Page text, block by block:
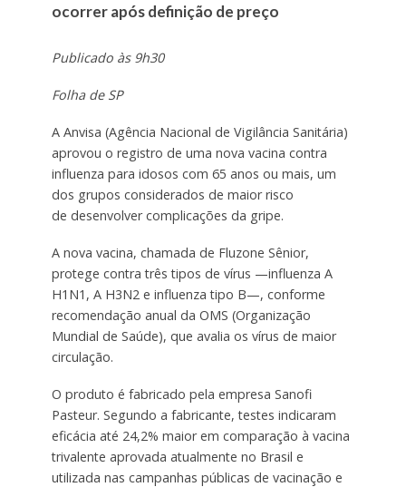
ocorrer após definição de preço
Publicado às 9h30
Folha de SP
A Anvisa (Agência Nacional de Vigilância Sanitária)
aprovou o registro de uma nova vacina contra
influenza para idosos com 65 anos ou mais, um
dos grupos considerados de maior risco
de desenvolver complicações da gripe.
A nova vacina, chamada de Fluzone Sênior,
protege contra três tipos de vírus —influenza A
H1N1, A H3N2 e influenza tipo B—, conforme
recomendação anual da OMS (Organização
Mundial de Saúde), que avalia os vírus de maior
circulação.
O produto é fabricado pela empresa Sanofi
Pasteur. Segundo a fabricante, testes indicaram
eficácia até 24,2% maior em comparação à vacina
trivalente aprovada atualmente no Brasil e
utilizada nas campanhas públicas de vacinação e